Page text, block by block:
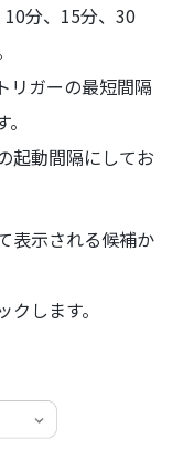
10分、15分、30
リガーの最短間隔
起動間隔にしてお
表示される候補か
します。